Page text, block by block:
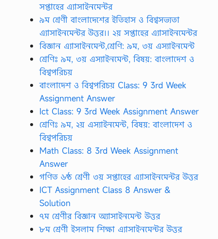
সপ্তাহের এ্যাসাইনমেন্টর
৯ম শ্রেণী বাংলাদেশের ইতিহাস ও বিশ্বসভ্যতা
এ্যাসাইনমেন্টর উত্তর।। ২য় সপ্তাহের এ্যাসাইনমেন্টর
বিজ্ঞান এ্যাসাইনমেন্ট,শ্রেণি: ৯ম, ৩য় এস্যাইনমেন্ট
শ্রেণিঃ ৯ম, ৩য় এস্যাইনমেন্ট, বিষয়: বাংলাদেশ ও
বিশ্বপরিচয়
বাংলাদেশ ও বিশ্বপরিচয় Class: 9 3rd Week
Assignment Answer
Ict Class: 9 3rd Week Assignment Answer
শ্রেণিঃ ৯ম, ২য় এস্যাইনমেন্ট, বিষয়: বাংলাদেশ ও
বিশ্বপরিচয়
Math Class: 8 3rd Week Assignment
Answer
গণিত ৬ষ্ঠ শ্রেণী ৩য় সপ্তাহের এ্যাসাইনমেন্টর উত্তর
ICT Assignment Class 8 Answer &
Solution
৭ম শ্রেণীর বিজ্ঞান অ্যাসাইনমেন্ট উত্তর
৮ম শ্রেণী ইসলাম শিক্ষা এ্যাসাইনমেন্টর উত্তর